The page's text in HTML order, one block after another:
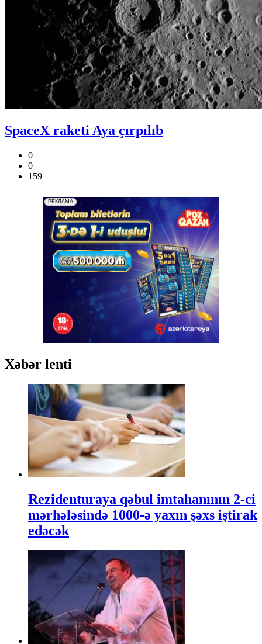
SpaceX raketi Aya çırpılıb
0
0
159
Xəbər lenti
Rezidenturaya qəbul imtahanının 2-ci
mərhələsində 1000-ə yaxın şəxs iştirak
edəcək